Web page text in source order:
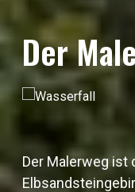
Der
Der Malerweg ist